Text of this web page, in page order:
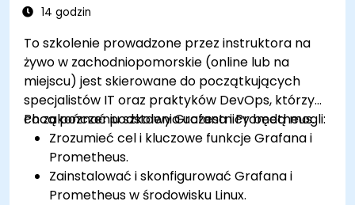
14 godzin
To szkolenie prowadzone przez instruktora na
żywo w zachodniopomorskie (online lub na
miejscu) jest skierowane do początkujących
specjalistów IT oraz praktyków DevOps, którzy
chcą poznać podstawy Grafana i Prometheus.
Po zakończeniu szkolenia uczestnicy będą mogli:
Zrozumieć cel i kluczowe funkcje Grafana i
Prometheus.
Zainstalować i skonfigurować Grafana i
Prometheus w środowisku Linux.